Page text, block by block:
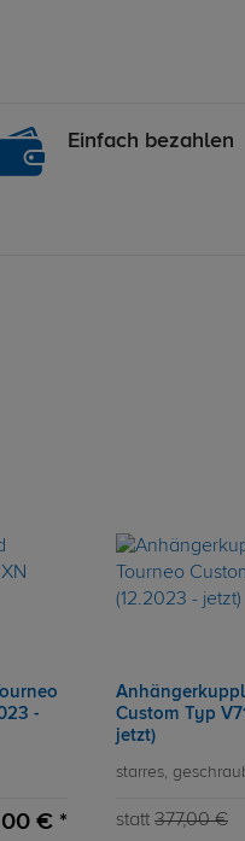
Einfach bezahlen
-
€ *
Custom Typ
jetzt)
starres,
statt 377,00 €